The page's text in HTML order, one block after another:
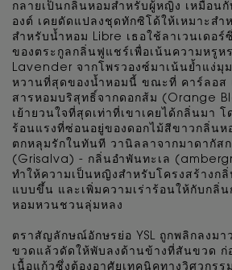
กลายเป็นกลิ่นหอมสำหรับผู้หญิง เหมือน
องต์ เคยดัดแปลงชุดทักซิโด้ให้เหมาะสำ
สำหรับน้ำหอม Libre เธอใช้ลาเวนเดอ
ของตระกูลกลิ่นฟูแชร์เพื่อเน้นความหรูห
Lavender จากโพรวองซ์มาเน้นย้ำแง่มุ
หวานที่สุดของน้ำหอมนี้ ขณะที่ คาร์ลอส
สารหอมบริสุทธิ์จากดอกส้ม (Orange
เย้ายวนใจที่สุดเท่าที่เขาเคยได้กลิ่นมา โ
ร้อนแรงที่ซ่อนอยู่ของดอกไม้สีขาวกลิ่นห
ตกหลุมรักในทันที วานิลลาจากมาดากัส
(Grisalva) - กลิ่นอำพันทะเล
ทำให้ความเป็นหญิงสำหรับโครงสร้าง
แบบขึ้น และเพิ่มความเร่าร้อนให้กับกลิ่น
หอมหวนชวนลุ่มหลง
ตราสัญลักษณ์อักษรย่อ YSL ถูกพลิกลงมา
ขวดแล้วดัดให้พับลงด้านข้างที่สันขวด ก่
เนื้อแก้วซึ่งต้องอาศัยเทคนิคทางวิศวกรร